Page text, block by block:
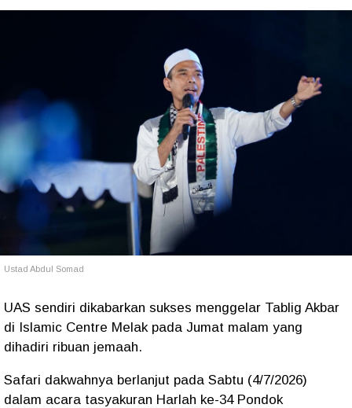
Ustad Abdul Somad
UAS sendiri dikabarkan sukses menggelar Tablig Akbar
di Islamic Centre Melak pada Jumat malam yang
dihadiri ribuan jemaah.
Safari dakwahnya berlanjut pada Sabtu (4/7/2026)
dalam acara tasyakuran Harlah ke-34 Pondok